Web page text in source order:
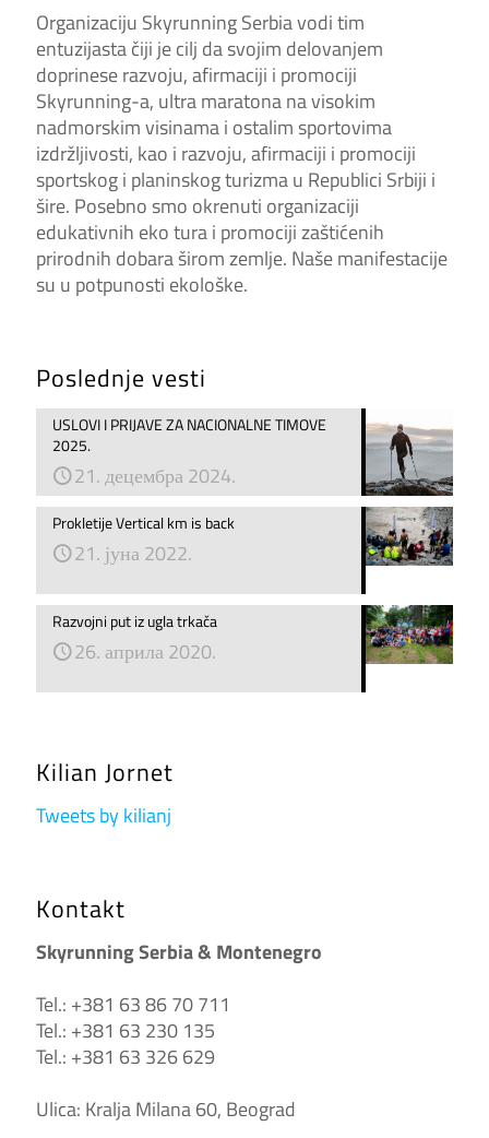
Organizaciju Skyrunning Serbia vodi tim
entuzijasta čiji je cilj da svojim delovanjem
doprinese razvoju, afirmaciji i promociji
Skyrunning-a, ultra maratona na visokim
nadmorskim visinama i ostalim sportovima
izdržljivosti, kao i razvoju, afirmaciji i promociji
sportskog i planinskog turizma u Republici Srbiji i
šire. Posebno smo okrenuti organizaciji
edukativnih eko tura i promociji zaštićenih
prirodnih dobara širom zemlje. Naše manifestacije
su u potpunosti ekološke.
Poslednje vesti
USLOVI I PRIJAVE ZA NACIONALNE TIMOVE
2025.
21. децембра 2024.
Prokletije Vertical km is back
21. јуна 2022.
Razvojni put iz ugla trkača
26. априла 2020.
Kilian Jornet
Tweets by kilianj
Kontakt
Skyrunning Serbia & Montenegro
Tel.: +381 63 86 70 711
Tel.: +381 63 230 135
Tel.: +381 63 326 629
Ulica: Kralja Milana 60, Beograd